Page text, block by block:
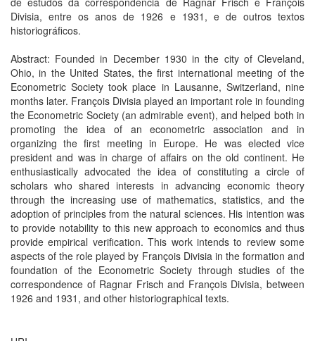
Divisia, entre os anos de 1926 e 1931, e de outros textos
historiográficos.
Abstract: Founded in December 1930 in the city of Cleveland,
Ohio, in the United States, the first international meeting of the
Econometric Society took place in Lausanne, Switzerland, nine
months later. François Divisia played an important role in founding
the Econometric Society (an admirable event), and helped both in
promoting the idea of an econometric association and in
organizing the first meeting in Europe. He was elected vice
president and was in charge of affairs on the old continent. He
enthusiastically advocated the idea of constituting a circle of
scholars who shared interests in advancing economic theory
through the increasing use of mathematics, statistics, and the
adoption of principles from the natural sciences. His intention was
to provide notability to this new approach to economics and thus
provide empirical verification. This work intends to review some
aspects of the role played by François Divisia in the formation and
foundation of the Econometric Society through studies of the
correspondence of Ragnar Frisch and François Divisia, between
1926 and 1931, and other historiographical texts.